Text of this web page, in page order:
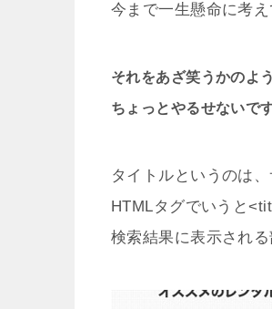
今まで一生懸命に考
それをあざ笑うかのよ
ちょっとやるせないで
タイトルというのは
HTMLタグでいうと
検索結果に表示され